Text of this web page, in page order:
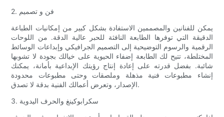
2. فن و تصميم
يمكن للفنانين والمصممين الاستفادة بشكل كبير من إمكانيات الطباعة
الدقيقة التي توفرها الطابعة النافثة للحبر عالية الدقة. من اللوحات
الرقمية والرسوم التوضيحية إلى التصميم الجرافيكي وإبداعات الوسائط
المختلطة، تتيح لك الطابعة إضفاء الحيوية على خيالك بجودة لا تشوبها
شائبة. بفضل قدرته على إعادة إنتاج رؤيتك الإبداعية بأمانة، يمكنك
إنشاء مطبوعات فنية مذهلة وملصقات وحتى مطبوعات محدودة
الإصدار، وتعرض أعمالك الفنية بدقة لا تصدق.
3. سكرابوكينغ والحرف اليدوية